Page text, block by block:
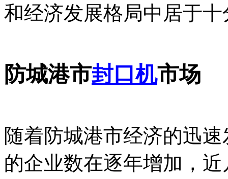
和经济发展格局中居于
防城港市封口机市场
随着防城港市经济的迅
的企业数在逐年增加，